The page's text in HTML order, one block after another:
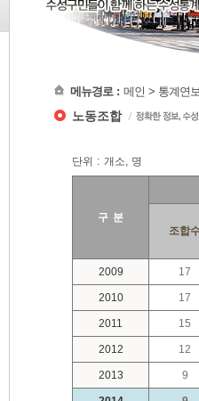
노동조합
메뉴경로 : 메인 > 통계연
단위 : 개소, 명
구 분
조합
2009 17
2010 17
2011 15
2012 12
2013 9